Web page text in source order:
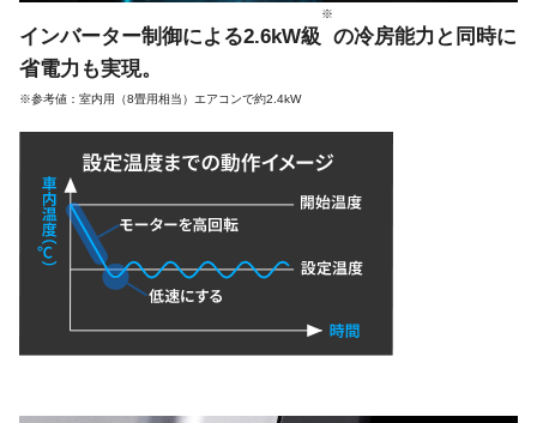
インバーター制御による2.6kW級
※
の冷房能力と 同時に
省電力も実現。
※参考値：室内用（8畳用相当）エアコンで約2.4kW